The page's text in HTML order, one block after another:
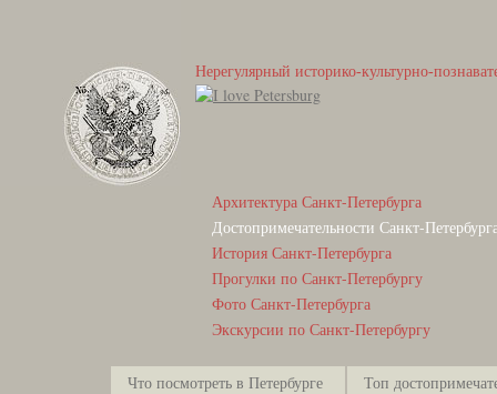
Нерегулярный историко-культурно-
Архитектура Санкт-Петербурга
Достопримечательности Санкт-
История Санкт-Петербурга
Прогулки по Санкт-Петербургу
Фото Санкт-Петербурга
Экскурсии по Санкт-Петербургу
Что посмотреть в Петербурге
Топ